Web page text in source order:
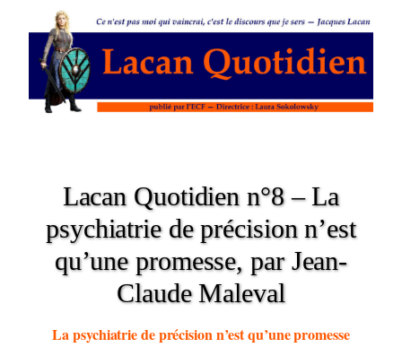
Lacan Quotidien n°8 – La
psychiatrie de précision n’est
qu’une promesse, par Jean-
Claude Maleval
La psychiatrie de précision n’est qu’une promesse